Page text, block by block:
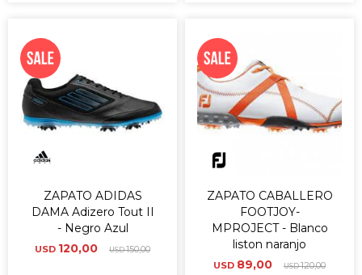
ZAPATO ADIDAS
DAMA Adizero Tout II
- Negro Azul
USD 120,00 USD150,00
ZAPATO CABALLERO
FOOTJOY-
MPROJECT - Blanco
liston naranjo
USD 89,00 USD120,00